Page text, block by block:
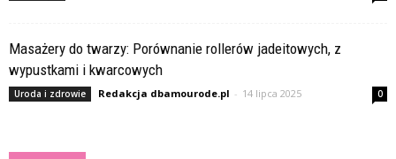
Masażery do twarzy: Porównanie rollerów jadeitowych, z
wypustkami i kwarcowych
Uroda i zdrowie Redakcja dbamourode.pl - 14 lipca 2025 0